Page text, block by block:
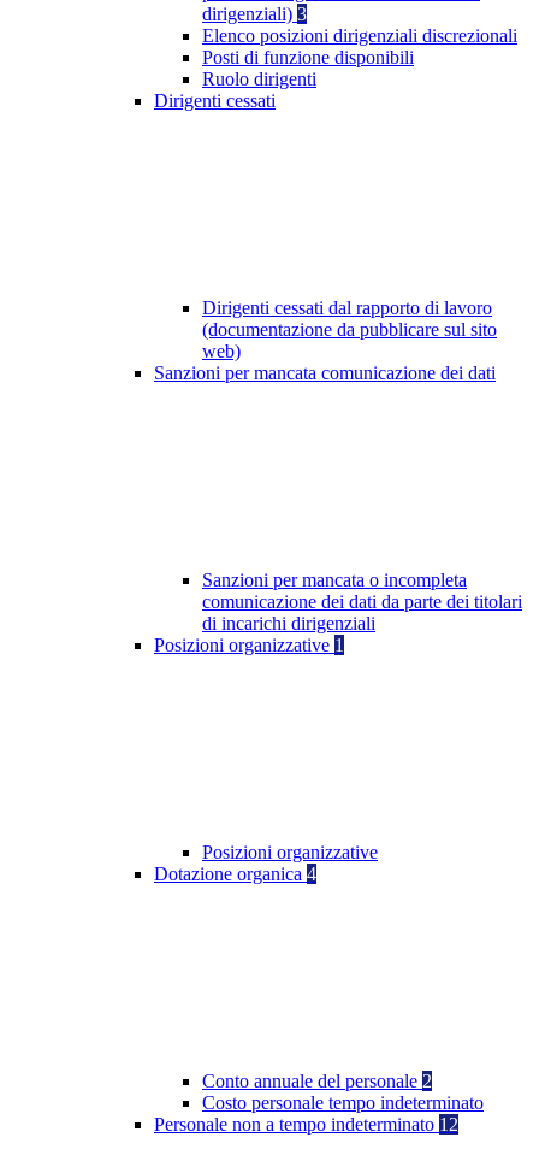
dirigenziali) 3
Elenco posizioni dirigenziali discrezionali
Posti di funzione disponibili
Ruolo dirigenti
Dirigenti cessati
Dirigenti cessati dal rapporto di lavoro
(documentazione da pubblicare sul sito
web)
Sanzioni per mancata comunicazione dei dati
Sanzioni per mancata o incompleta
comunicazione dei dati da parte dei titolari
di incarichi dirigenziali
Posizioni organizzative 1
Posizioni organizzative
Dotazione organica 4
Conto annuale del personale 2
Costo personale tempo indeterminato
Personale non a tempo indeterminato 12